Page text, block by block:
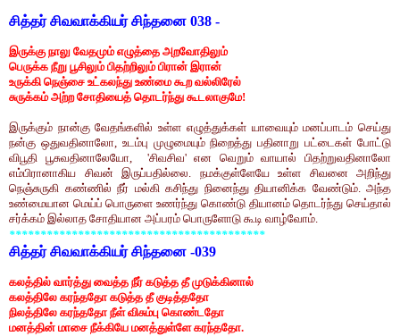
சித்தர் சிவவாக்கியர் சிந்தனை 038 -
இருக்கு நாலு வேதமும் எழுத்தை அறவோதிலும்
பெருக்க நீறு பூசிலும் பிதற்றிலும் பிரான் இரான்
உருக்கி நெஞ்சை உட்கலந்து உண்மை கூற வல்லிரேல்
சுருக்கம் அற்ற சோதியைத் தொடர்ந்து கூடலாகுமே!
இருக்கும் நான்கு வேதங்களில் உள்ள எழுத்துக்கள் யாவையும் மனப்பாடம் செய்து
நன்கு ஒதுவதினாலோ
உடம்பு முழுமையும் நிறைத்து பதினாறு பட்டைகள் போட்டு
விபூதி பூசுவதினாலேயோ , 'சிவசிவ'என
வெறும் வாயால் பிதற்றுவதினாலோ
எம்பிரானாகிய சிவன் இருப்பதில்லை.
நமக்குள்ளேயே உள்ள சிவனை அறிந்து
நெஞ்சுருகி கண்ணில் நீர் மல்கி கசிந்து நினைந்து தியானிக்க வேண்டும். அந்த
உண்மையான மெய்ப் பொருளை உணர்ந்து கொண்டு தியானம் தொடர்ந்து செய்தால்
சர்க்கம் இல்லாத சோதியான அப்பரம் பொருளோடு கூடி வாழ்வோம்.
*****************************************
சித்தர் சிவவாக்கியர் சிந்தனை -039
கலத்தில் வார்த்து வைத்த நீர் கடுத்த தீ முடுக்கினால்
கலத்திலே கரந்ததோ கடுத்த தீ குடித்ததோ
நிலத்திலே கரந்ததோ நீள் விசும்பு கொண்டதோ
மனத்தின் மாசை நீக்கியே மனத்துள்ளே கரந்ததோ.